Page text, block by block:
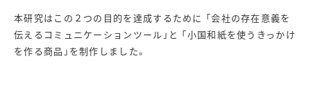
本研究はこの２つの目的を達成するために 「会社の存在意義を
伝えるコミュニケーションツール」と 「小国和紙を使うきっかけ
を作る商品」を制作しました。